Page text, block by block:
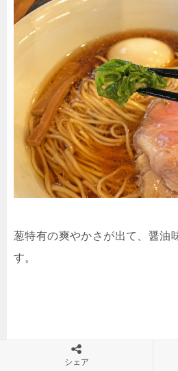
葱特有の爽やかさが出て、醤油
す。
シェア